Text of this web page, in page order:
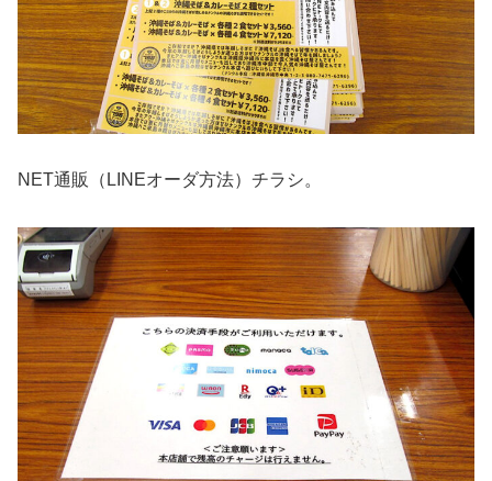
NET通販（LINEオーダ方法）チラシ。